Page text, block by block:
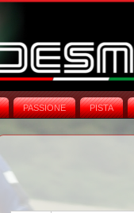
PASSIONE PISTA